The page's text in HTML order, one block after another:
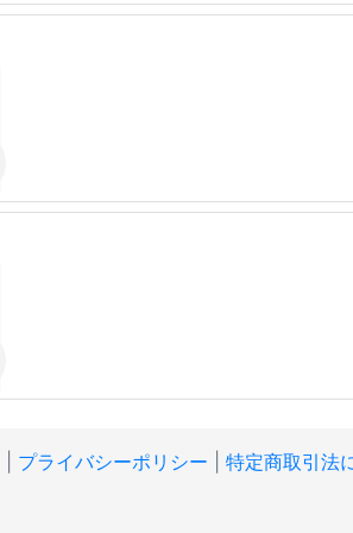
プライバシーポリシー 特定商取引法